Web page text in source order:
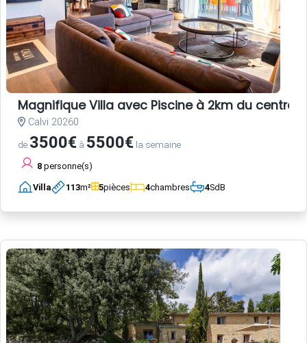
Magnifique Villa avec Piscine à 2km du centre-
Calvi 20260
de 3500€ à 5500€ la semaine
8 personne(s)
Villa 113m² 5pièces 4chambres 4SdB